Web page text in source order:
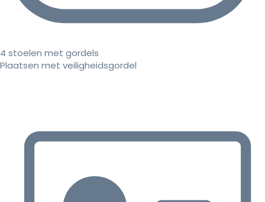
4 stoelen met gordels
Plaatsen met veiligheidsgordel